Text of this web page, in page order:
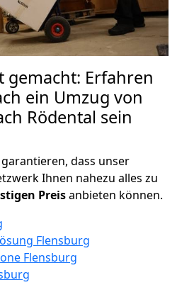
gemacht: Erfahren
ein Umzug von
Rödental sein
dass unser
Ihnen nahezu alles zu
Preisanbieten können.
Flensburg
Flensburg